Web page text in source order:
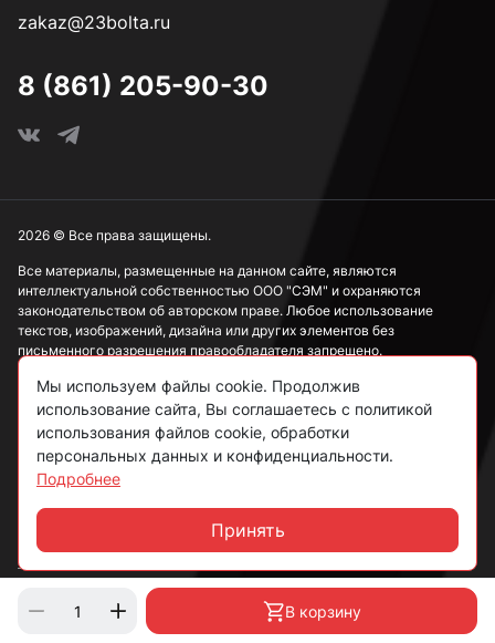
В корзину
zakaz@23bolta.ru
8 (861) 205-90-30
Все материалы, размещенные на данном сайте, являются
интеллектуальной собственностью ООО "СЭМ" и охраняются
законодательством об авторском праве. Любое использование
текстов, изображений, дизайна или других элементов без
письменного разрешения правообладателя запрещено.
Информация, представленная на сайте, носит исключительно
ознакомительный характер и не может рассматриваться как
публичная оферта в соответствии со ст. 437 ГК РФ.
Политика конфиденциальности
Согласие на обработку данных
Пользовательское соглашение
2026 © Все права защищены.
Мы используем файлы cookie. Продолжив
использование сайта, Вы соглашаетесь с политикой
использования файлов cookie, обработки
персональных данных и конфиденциальности.
Подробнее
Принять
Чат